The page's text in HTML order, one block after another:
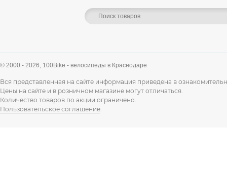
© 2000 - 2026, 100Bike - велосипеды в Краснодаре
Вся представленная на сайте информация приведена в
Цены на сайте и в розничном магазине могут отличаться.
Количество товаров по акции ограничено.
Пользовательское соглашение.